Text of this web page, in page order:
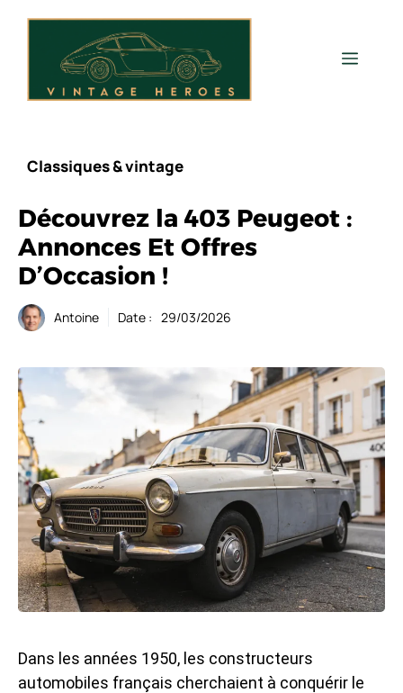
Menu
Classiques & vintage
Découvrez la 403 Peugeot :
Annonces Et Offres
D’Occasion !
Antoine Date : 29/03/2026
Dans les années 1950, les constructeurs
automobiles français cherchaient à conquérir le